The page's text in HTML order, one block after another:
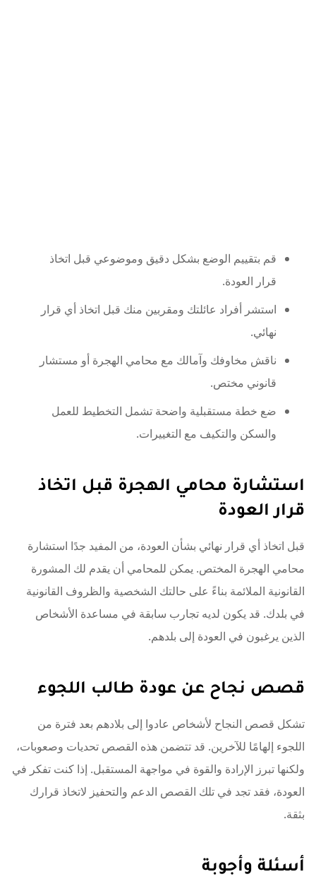
قم بتقييم الوضع بشكل دقيق وموضوعي قبل اتخاذ
قرار العودة.
استشر أفراد عائلتك ومقربين منك قبل اتخاذ أي قرار
نهائي.
ناقش مخاوفك وآمالك مع محامي الهجرة أو مستشار
قانوني مختص.
ضع خطة مستقبلية واضحة تشمل التخطيط للعمل
والسكن والتكيف مع التغييرات.
استشارة محامي الهجرة قبل اتخاذ
قرار العودة
قبل اتخاذ أي قرار نهائي بشأن العودة، من المفيد جدًا استشارة
محامي الهجرة المختص. يمكن للمحامي أن يقدم لك المشورة
القانونية الملائمة بناءً على حالتك الشخصية والظروف القانونية
في بلدك. قد يكون لديه تجارب سابقة في مساعدة الأشخاص
الذين يرغبون في العودة إلى بلدهم.
قصص نجاح عن عودة طالب اللجوء
تشكل قصص النجاح لأشخاص عادوا إلى بلادهم بعد فترة من
اللجوء إلهامًا للآخرين. قد تتضمن هذه القصص تحديات وصعوبات،
ولكنها تبرز الإرادة والقوة في مواجهة المستقبل. إذا كنت تفكر في
العودة، فقد تجد في تلك القصص الدعم والتحفيز لاتخاذ قرارك
بثقة.
أسئلة وأجوبة